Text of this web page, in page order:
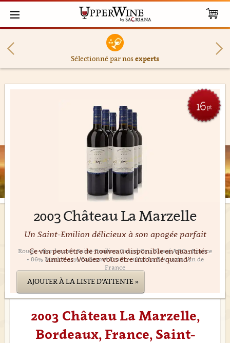
Sélectionné par nosexperts
2003 Château La Marzelle
16pt
Un Saint-Emilion délicieux à son apogée parfait
Rouge • Bordeaux • Saint-Emilion Grand Cru Classé AOC • France
• 86% Merlot, 14% Cabernet Franc • 16/20 La Revue du Vin de
France
Ce vin peut être de nouveau disponible en quantités
limitées. Voulez-vous être informé quand?
AJOUTER À LA LISTE D'ATTENTE »
2003 Château La Marzelle,
Bordeaux, France, Saint-